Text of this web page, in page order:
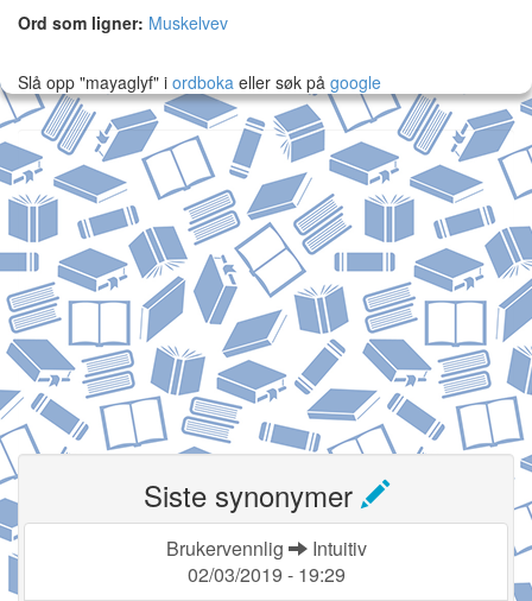
Ord som ligner: Muskelvev
Slå opp "mayaglyf" i ordboka eller søk på google
Siste synonymer
Brukervennlig
Intuitiv
02/03/2019 - 19:29